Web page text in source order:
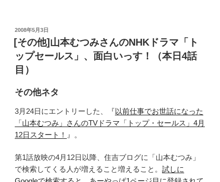
投
稿
日:
2008年5月3日
[その他]山本むつみさんのNHKドラマ「ト
ップセールス」、面白いっす！（本日4話
目）
その他ネタ
3月24日にエントリーした、『以前仕事でお世話になった
「山本むつみ」さんのTVドラマ「トップ・セールス」4月
12日スタート！ 』。
第1話放映の4月12日以降、住吉ブログに「山本むつみ」
で検索してくる人が増えること増えること。 試しに